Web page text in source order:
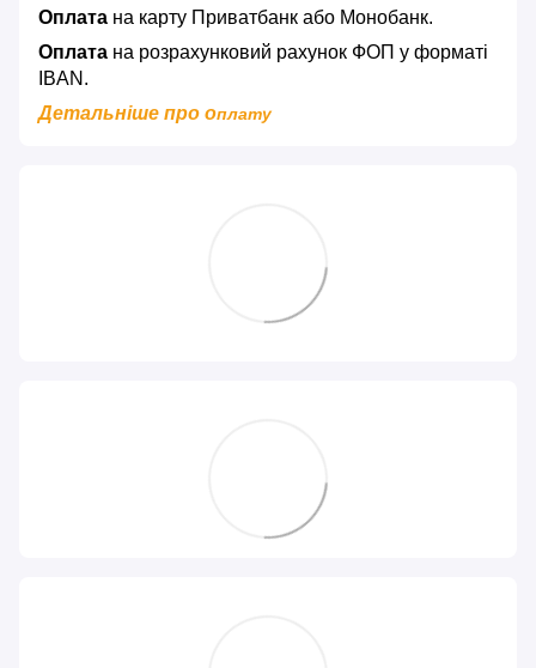
Оплата на карту Приватбанк або Монобанк.
Оплата на розрахунковий рахунок ФОП у форматі
IBAN.
Детальніше про оплату